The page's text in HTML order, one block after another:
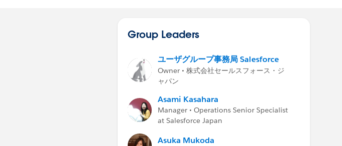
Group Leaders
ユーザグループ事務局 Salesforce
Owner • 株式会社セールスフォース・ジ
ャパン
Asami Kasahara
Manager • Operations Senior Specialist
at Salesforce Japan
Asuka Mukoda